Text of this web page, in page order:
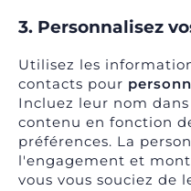
3. Personnalisez
Utilisez les
contacts pour
Incluez leur nom
contenu en fonction
préférences. La
l'engagement et
vous vous souciez de